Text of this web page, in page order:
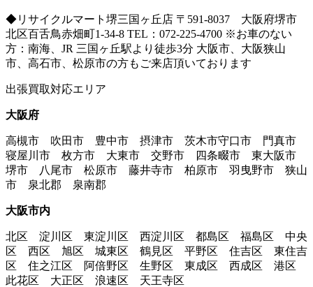
◆リサイクルマート堺三国ヶ丘店 〒591-8037 大阪府堺市
北区百舌鳥赤畑町1-34-8 TEL：072-225-4700 ※お車のない
方：南海、JR 三国ヶ丘駅より徒歩3分 大阪市、大阪狭山
市、高石市、松原市の方もご来店頂いております
出張買取対応エリア
大阪府
高槻市 吹田市 豊中市 摂津市 茨木市守口市 門真市
寝屋川市 枚方市 大東市 交野市 四条畷市 東大阪市
堺市 八尾市 松原市 藤井寺市 柏原市 羽曳野市 狭山
市 泉北郡 泉南郡
大阪市内
北区 淀川区 東淀川区 西淀川区 都島区 福島区 中央
区 西区 旭区 城東区 鶴見区 平野区 住吉区 東住吉
区 住之江区 阿倍野区 生野区 東成区 西成区 港区
此花区 大正区 浪速区 天王寺区